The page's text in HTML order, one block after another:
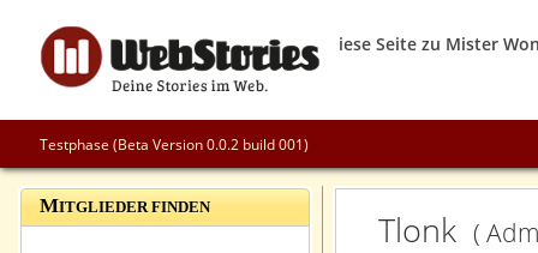
Testphase (Beta Version 0.0.2 build 001)
Tlonk (
MITGLIEDER FINDEN